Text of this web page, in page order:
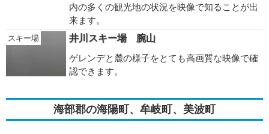
内の多くの観光地の状況を映像で知ることが出
来ます。
スキー場
井川スキー場 腕山
ゲレンデと麓の様子をとても高画質な映像で確
認できます。
海部郡の海陽町、牟岐町、美波町